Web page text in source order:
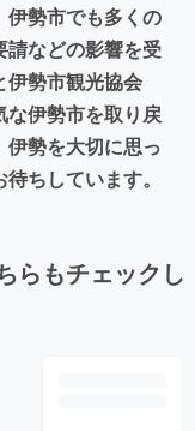
伊勢市でも多くの
請などの影響を受
伊勢市観光協会
伊勢市を取り戻
勢を大切に思っ
ちしています。
らもチェックし